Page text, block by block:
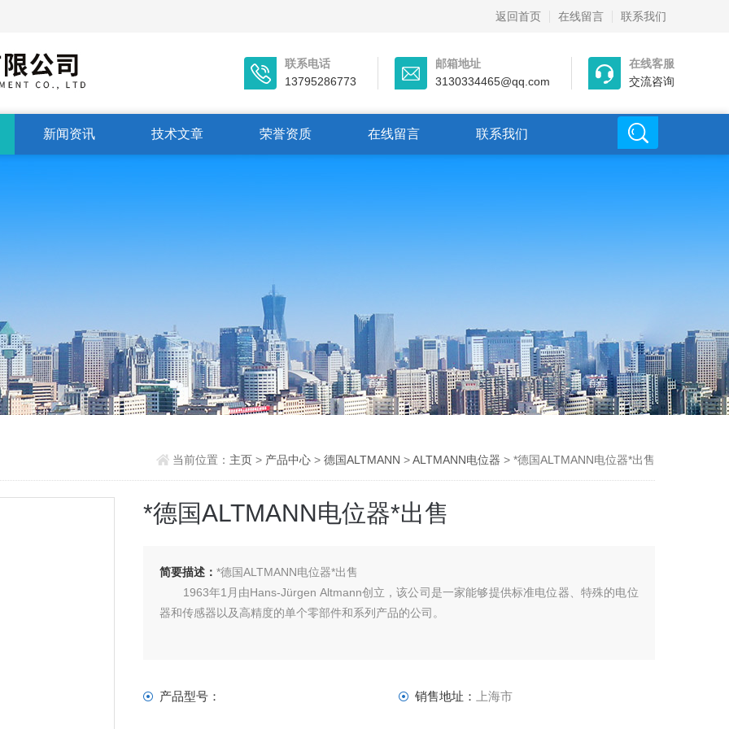
返回首页 在线留言 联系我们
联系电话
13795286773
邮箱地址
3130334465@qq.com
在线客服
交流咨询
新闻资讯 技术文章 荣誉资质 在线留言 联系我们
当前位置： 主页 > 产品中心> 德国ALTMANN >ALTMANN电位器 > *德国ALTMANN电位器*出售
*德国ALTMANN电位器*出售
简要描述：*德国ALTMANN电位器*出售
1963年1月由Hans-Jürgen Altmann创立，该公司是一家能够提供标准电位器、特殊的电位
器和传感器以及高精度的单个零部件和系列产品的公司。
产品型号： 销售地址： 上海市